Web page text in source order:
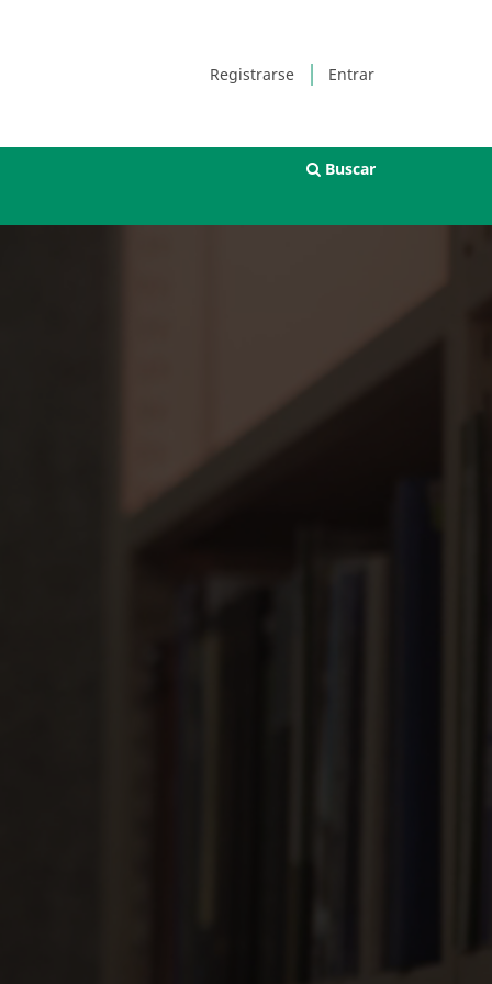
Registrarse Entrar
Buscar